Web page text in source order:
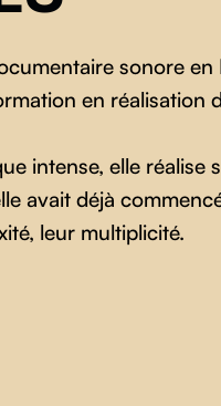
sonore en
en réalisation
intense, elle réalise
avait déjà
leur multiplicité.